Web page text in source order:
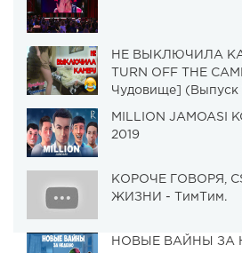
НЕ ВЫКЛЮЧИЛА
TURN OFF THE
Чудовище] (Выпуск
MILLION JAMOASI
2019
КОРОЧЕ ГОВОРЯ,
ЖИЗНИ - ТимТим.
НОВЫЕ ВАЙНЫ ЗА